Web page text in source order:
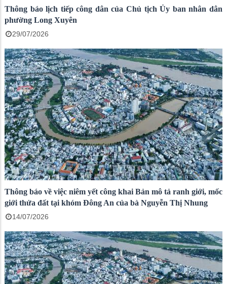
Thông báo lịch tiếp công dân của Chủ tịch Ủy ban nhân dân
phường Long Xuyên
29/07/2026
Thông báo về việc niêm yết công khai Bản mô tả ranh giới, mốc
giới thửa đất tại khóm Đông An của bà Nguyễn Thị Nhung
14/07/2026